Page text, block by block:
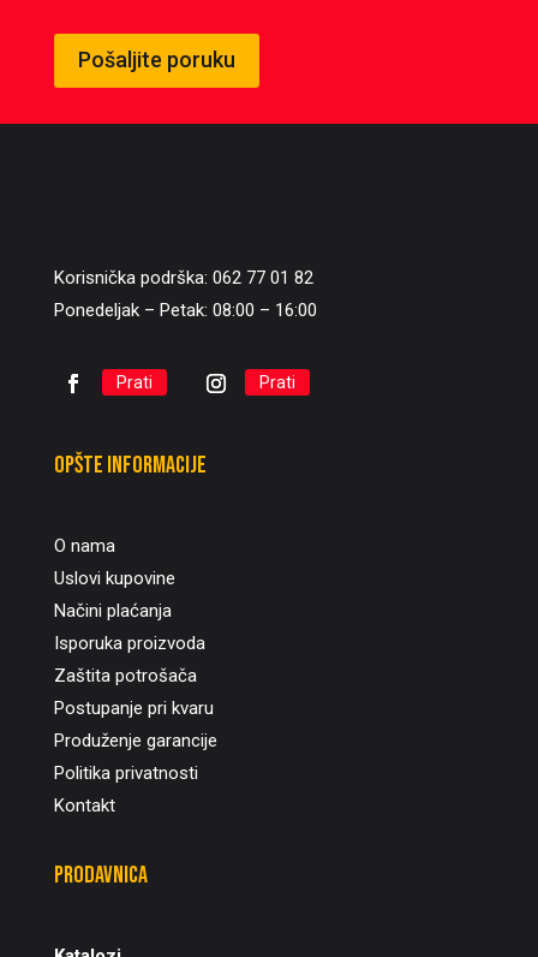
Pošaljite poruku
Korisnička podrška: 062 77 01 82
Ponedeljak – Petak: 08:00 – 16:00
Prati Prati
Opšte informacije
O nama
Uslovi kupovine
Načini plaćanja
Isporuka proizvoda
Zaštita potrošača
Postupanje pri kvaru
Produženje garancije
Politika privatnosti
Kontakt
Prodavnica